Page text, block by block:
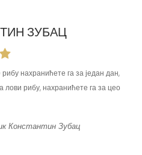
ЗУБАЦ
рибу нахранићете га за један дан,
лови рибу, нахранићете га за цео
Константин Зубац